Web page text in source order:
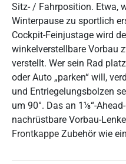
Sitz- / Fahrposition. Etwa,
Winterpause zu sportlich
Cockpit-Feinjustage wird
winkelverstellbare Vorbau
verstellt. Wer sein Rad
oder Auto „parken“ will,
und Entriegelungsbolzen
um 90°. Das an 1⅛“-
nachrüstbare Vorbau-
Frontkappe Zubehör wie